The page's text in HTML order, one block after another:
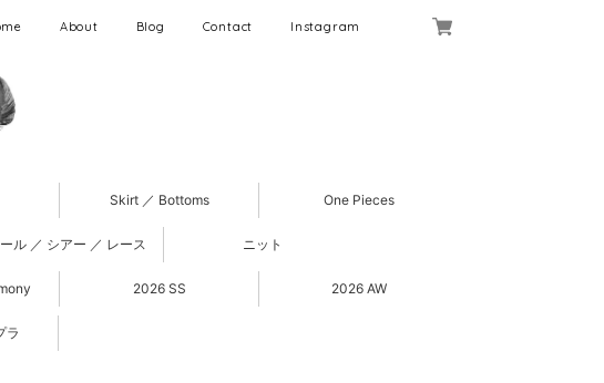
About Blog Contact Instagram
Skirt ／ Bottoms One Pieces
ル ／ シアー ／ レース ニット
2026 SS 2026 AW
ラ